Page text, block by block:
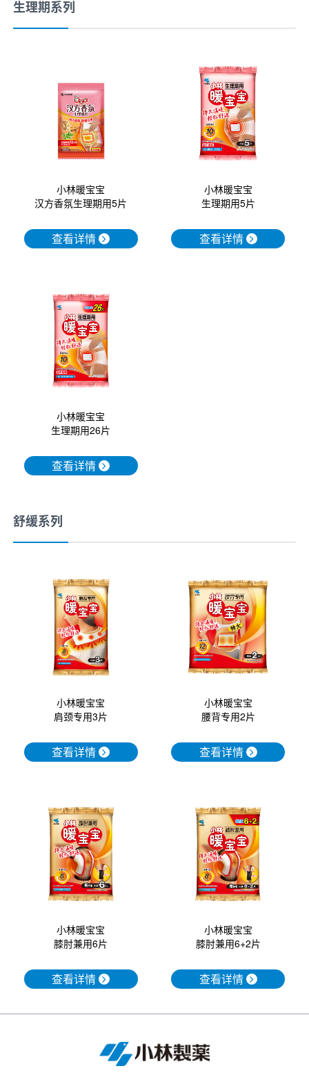
生理期系列
小林暖宝宝
汉方香氛生理期用5片
查看详情
小林暖宝宝
生理期用5片
查看详情
小林暖宝宝
生理期用26片
查看详情
舒缓系列
小林暖宝宝
肩颈专用3片
查看详情
小林暖宝宝
腰背专用2片
查看详情
小林暖宝宝
膝肘兼用6片
查看详情
小林暖宝宝
膝肘兼用6+2片
查看详情